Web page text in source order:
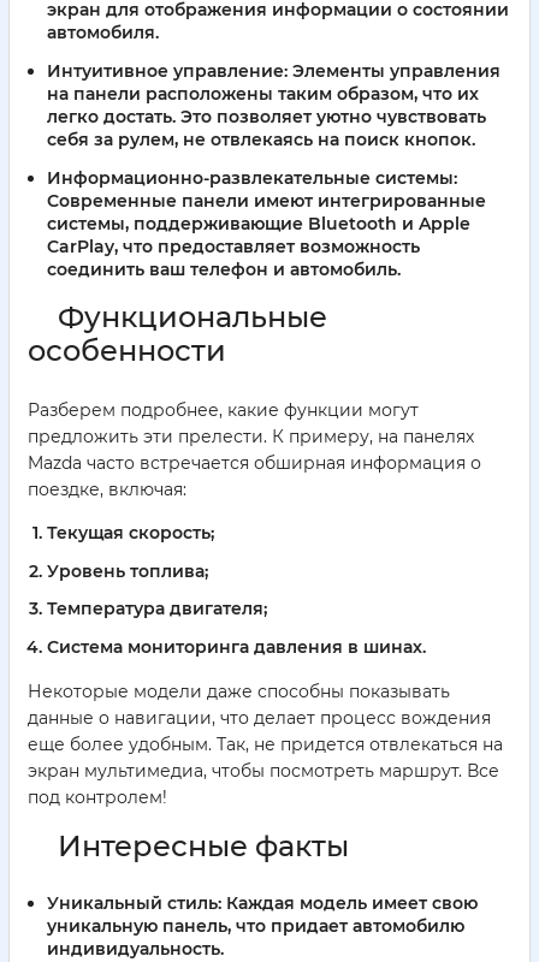
экран для отображения информации о состоянии
автомобиля.
Интуитивное управление: Элементы управления
на панели расположены таким образом, что их
легко достать. Это позволяет уютно чувствовать
себя за рулем, не отвлекаясь на поиск кнопок.
Информационно-развлекательные системы:
Современные панели имеют интегрированные
системы, поддерживающие Bluetooth и Apple
CarPlay, что предоставляет возможность
соединить ваш телефон и автомобиль.
Функциональные
особенности
Разберем подробнее, какие функции могут
предложить эти прелести. К примеру, на панелях
Mazda часто встречается обширная информация о
поездке, включая:
Текущая скорость;
Уровень топлива;
Температура двигателя;
Система мониторинга давления в шинах.
Некоторые модели даже способны показывать
данные о навигации, что делает процесс вождения
еще более удобным. Так, не придется отвлекаться на
экран мультимедиа, чтобы посмотреть маршрут. Все
под контролем!
Интересные факты
Уникальный стиль: Каждая модель имеет свою
уникальную панель, что придает автомобилю
индивидуальность.